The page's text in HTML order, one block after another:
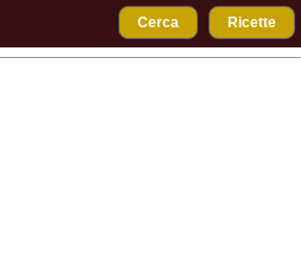
Cerca Ricette